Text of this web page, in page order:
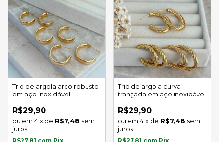
Trio de argola arco robusto
em aço inoxidável
R$29,90
4x de R$7,48 sem
juros
R$27,81 com Pix
Trio de argola curva
trançada em aço inoxidável
R$29,90
4x de R$7,48 sem
juros
R$27,81 com Pix